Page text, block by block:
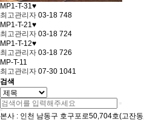
MP1-T-31♥
최고관리자 03-18 748
MP1-T-21♥
최고관리자 03-18 724
MP1-T-12♥
최고관리자 03-18 726
MP-T-11
최고관리자 07-30 1041
검색
본사 : 인천 남동구 호구포로50,704호(고잔